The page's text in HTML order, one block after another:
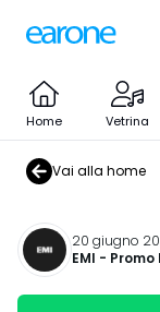
Home Vetrina
Vai alla home
20 giugno
EMI - Promo